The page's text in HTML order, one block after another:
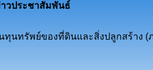
วประชาสัมพันธ์
ทุนทรัพย์ของที่ดินและสิ่งปลูกสร้าง (